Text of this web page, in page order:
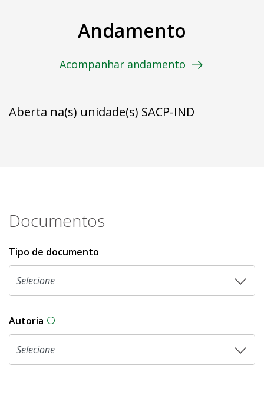
Andamento
Acompanhar andamento
Aberta na(s) unidade(s) SACP-IND
Documentos
Tipo de documento
Autoria As proposições legislativas na CLDF podem